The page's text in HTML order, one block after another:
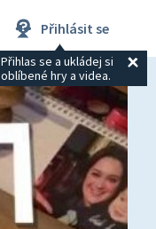
Přihlásit se
Přihlas se a ukládej si
oblíbené hry a videa.